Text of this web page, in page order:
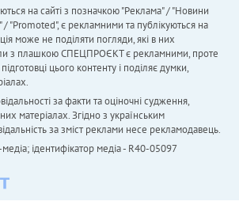
на сайті з позначкою "Реклама" / "Новини
/ "Promoted", є рекламними та публікуються на
може не поділяти погляди, які в них
з плашкою СПЕЦПРОЄКТ є рекламними, проте
цього контенту і поділяє думки,
за факти та оціночні судження,
матеріалах. Згідно з українським
за зміст реклами несе рекламодавець.
ідентифікатор медіа - R40-05097